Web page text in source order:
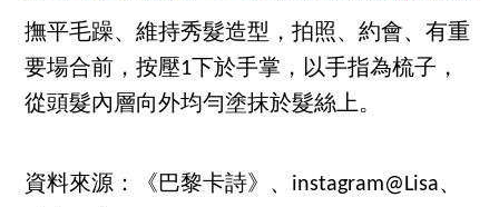
撫平毛躁、維持秀髮造型，拍照、約會、有重
要場合前，按壓1下於手掌，以手指為梳子，
從頭髮內層向外均勻塗抹於髮絲上。
資料來源：《巴黎卡詩》、instagram@Lisa、